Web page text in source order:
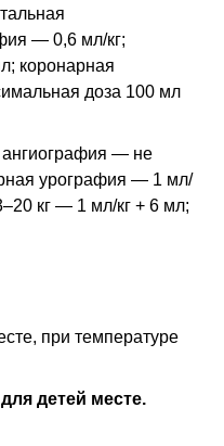
— 0,6 мл/кг;
коронарная
доза 100 мл
ангиография — не
урография — 1 мл/
кг — 1 мл/кг + 6 мл;
при температуре
детей месте.